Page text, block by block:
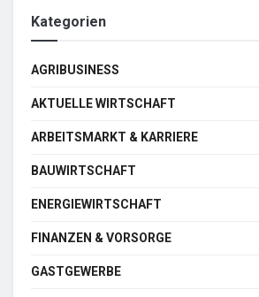
Kategorien
AGRIBUSINESS
AKTUELLE WIRTSCHAFT
ARBEITSMARKT & KARRIERE
BAUWIRTSCHAFT
ENERGIEWIRTSCHAFT
FINANZEN & VORSORGE
GASTGEWERBE